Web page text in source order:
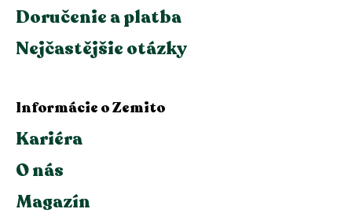
Doručenie a platba
Nejčastějšie otázky
Informácie o Zemito
Kariéra
O nás
Magazín